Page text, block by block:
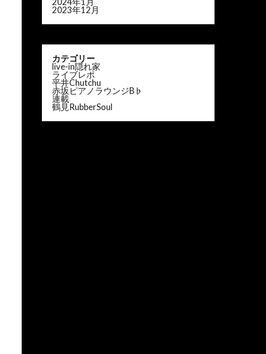
2023年12月
カテゴリー
live-in隠れ家
ライブレポ
平井Chutchu
赤坂ピアノラウンジB♭
連載
鶴見RubberSoul